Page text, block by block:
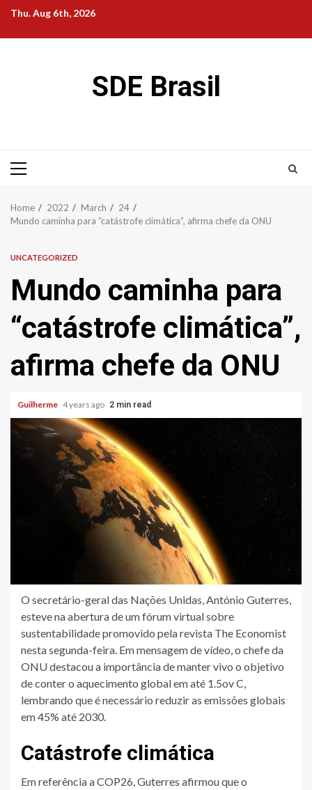
Skip
content
Thu. Aug 6th, 2026
SDE Brasil
Primary
Home 2022 March
24
Mundo caminha para “catástrofe climática”, afirma chefe da ONU
UNCATEGORIZED
Mundo caminha para
“catástrofe climática”,
afirma chefe da ONU
Guilherme 4 years ago 2 min read
O secretário-geral das Nações Unidas, António Guterres,
esteve na abertura de um fórum virtual sobre
sustentabilidade promovido pela revista The Economist
nesta segunda-feira. Em mensagem de vídeo, o chefe da
ONU destacou a importância de manter vivo o objetivo
de conter o aquecimento global em até 1.5ov C,
lembrando que é necessário reduzir as emissões globais
em 45% até 2030.
Catástrofe climática
Em referência a COP26, Guterres afirmou que o